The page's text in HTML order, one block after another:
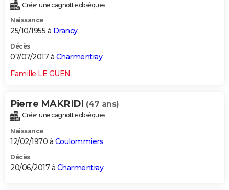
Créer une cagnotte obsèques
Naissance
25/10/1955 à Drancy
Décès
07/07/2017 à Charmentray
Famille LE GUEN
Pierre MAKRIDI (47 ans)
Créer une cagnotte obsèques
Naissance
12/02/1970 à Coulommiers
Décès
20/06/2017 à Charmentray